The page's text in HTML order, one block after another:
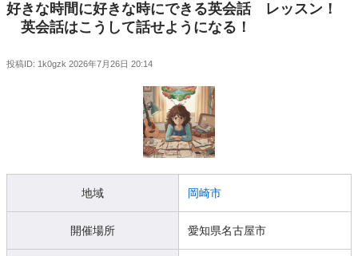
好きな時間に好きな時にできる英会話 レッスン！
英会話はこうして話せようになる！
投稿ID: 1k0gzk 2026年7月26日 20:14
地域 岡崎市
開催場所 愛知県名古屋市